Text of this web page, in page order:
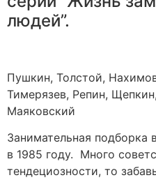
людей”.
Пушкин, Толстой,
Тимерязев, Репин,
Маяковский
Занимательная
в 1985 году. Много
тендециозности, то